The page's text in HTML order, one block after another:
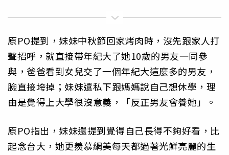
原PO提到，妹妹中秋節回家烤肉時，沒先跟家人打
聲招呼，就直接帶年紀大了她10歲的男友一同參
與，爸爸看到女兒交了一個年紀大這麼多的男友，
臉直接垮掉；妹妹還私下跟媽媽說自己想休學，理
由是覺得上大學很沒意義，「反正男友會養她」。
原PO指出，妹妹還提到覺得自己長得不夠好看，比
起念台大，她更羨慕網美每天都過著光鮮亮麗的生